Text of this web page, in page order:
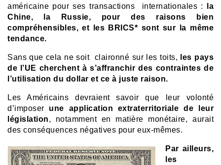
américaine pour ses transactions internationales :
la
Chine, la Russie, pour des raisons bien
compréhensibles, et les BRICS* sont sur la même
tendance.
Sans que cela ne soit claironné sur les toits,
les pays
de l’UE cherchent à s’affranchir des contraintes de
l’utilisation du dollar et ce à juste raison.
Les Américains devraient savoir que leur volonté
d’imposer une application extraterritoriale de leur
législation, notamment en matière monétaire, aurait
des conséquences négatives pour eux-mêmes.
Par ailleurs,
les